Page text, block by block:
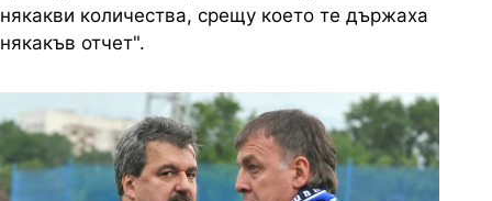
някакви количества, срещу което те държаха
някакъв отчет".